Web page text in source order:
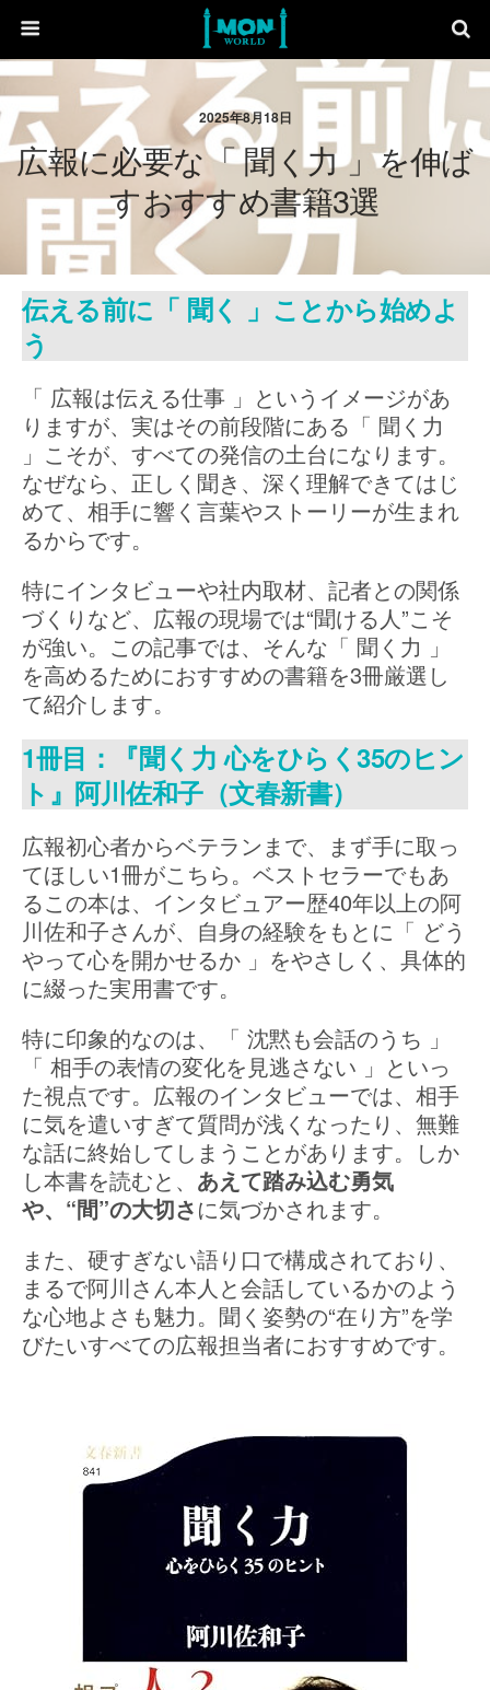
2025年8月18日
広報に必要な「 聞く力 」を伸ば
すおすすめ書籍3選
伝える前に「 聞く 」ことから始めよ
う
「 広報は伝える仕事 」というイメージがあ
りますが、実はその前段階にある「 聞く力
」こそが、すべての発信の土台になります。
なぜなら、正しく聞き、深く理解できてはじ
めて、相手に響く言葉やストーリーが生まれ
るからです。
特にインタビューや社内取材、記者との関係
づくりなど、広報の現場では“聞ける人”こそ
が強い。この記事では、そんな「 聞く力 」
を高めるためにおすすめの書籍を3冊厳選し
て紹介します。
1冊目：『聞く力 心をひらく35のヒン
ト』阿川佐和子（文春新書）
広報初心者からベテランまで、まず手に取っ
てほしい1冊がこちら。ベストセラーでもあ
るこの本は、インタビュアー歴40年以上の阿
川佐和子さんが、自身の経験をもとに「 どう
やって心を開かせるか 」をやさしく、具体的
に綴った実用書です。
特に印象的なのは、「 沈黙も会話のうち 」
「 相手の表情の変化を見逃さない 」といっ
た視点です。広報のインタビューでは、相手
に気を遣いすぎて質問が浅くなったり、無難
な話に終始してしまうことがあります。しか
し本書を読むと、 あえて踏み込む勇気
や、“間”の大切さに気づかされます。
また、硬すぎない語り口で構成されており、
まるで阿川さん本人と会話しているかのよう
な心地よさも魅力。聞く姿勢の“在り方”を学
びたいすべての広報担当者におすすめです。